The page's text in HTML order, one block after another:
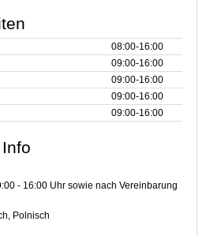
08:00‑16:00
09:00‑16:00
09:00‑16:00
09:00‑16:00
09:00‑16:00
- 16:00 Uhr sowie nach Vereinbarung
Polnisch